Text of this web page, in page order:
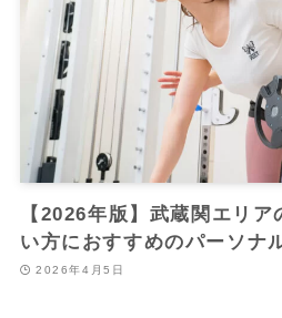
【2026年版】武蔵関エリ
い方におすすめのパーソナ
2026年4月5日